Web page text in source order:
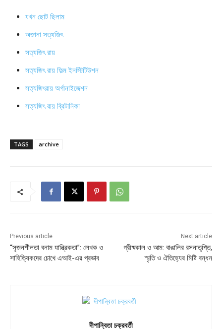
যখন ছোট ছিলাম
অজানা সত্যজিৎ
সত্যজিৎ রায়
সত্যজিৎ রায় ফিল্ম ইনস্টিটিউশন
সত্যজিৎরায় অর্গানাইজেশন
সত্যজিৎ রায় ব্রিটানিকা
TAGS archive
Previous article
“সৃজনশীলতা বনাম যান্ত্রিকতা”: লেখক ও
সাহিত্যিকদের চোখে এআই-এর প্রভাব
Next article
গ্রীষ্মকাল ও আম: বাঙালির রসনাতৃপ্তি,
স্মৃতি ও ঐতিহ্যের মিষ্টি বন্ধন
দীপান্বিতা চক্রবর্তী